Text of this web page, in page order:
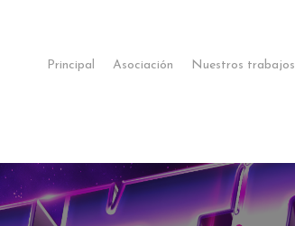
Principal Asociación Nuestros trabajos